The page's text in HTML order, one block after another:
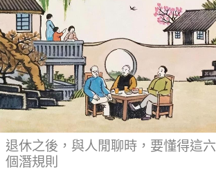
退休之後，與人閒聊時，要懂得這六
個潛規則